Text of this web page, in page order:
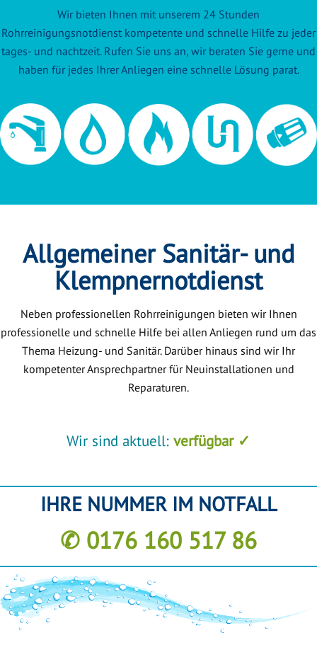
Wir bieten Ihnen mit unserem 24 Stunden
Rohrreinigungsnotdienst kompetente und schnelle Hilfe zu jeder
tages- und nachtzeit. Rufen Sie uns an, wir beraten Sie gerne und
haben für jedes Ihrer Anliegen eine schnelle Lösung parat.
Allgemeiner Sanitär- und
Klempnernotdienst
Neben professionellen Rohrreinigungen bieten wir Ihnen
professionelle und schnelle Hilfe bei allen Anliegen rund um das
Thema Heizung- und Sanitär. Darüber hinaus sind wir Ihr
kompetenter Ansprechpartner für Neuinstallationen und
Reparaturen.
Wir sind aktuell: verfügbar ✓
IHRE NUMMER IM NOTFALL
✆ 0176 160 517 86